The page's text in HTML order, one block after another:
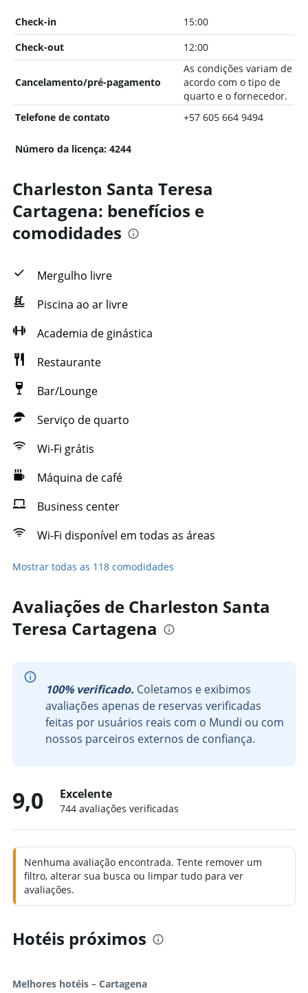
Check-in
15:00
Check-out
12:00
Cancelamento/pré-pagamento
As condições variam de
acordo com o tipo de
quarto e o fornecedor.
Telefone de contato
+57 605 664 9494
Número da licença: 4244
Charleston Santa Teresa
Cartagena: benefícios e
comodidades
Mergulho livre
Piscina ao ar livre
Academia de ginástica
Restaurante
Bar/Lounge
Serviço de quarto
Wi-Fi grátis
Máquina de café
Business center
Wi-Fi disponível em todas as áreas
Mostrar todas as 118 comodidades
Avaliações de Charleston Santa
Teresa Cartagena
100% verificado. Coletamos e exibimos
avaliações apenas de reservas verificadas
feitas por usuários reais com o Mundi ou com
nossos parceiros externos de confiança.
9,0 Excelente
744 avaliações verificadas
Nenhuma avaliação encontrada. Tente remover um
filtro, alterar sua busca ou limpar tudo para ver
avaliações.
Hotéis próximos
Melhores hotéis – Cartagena